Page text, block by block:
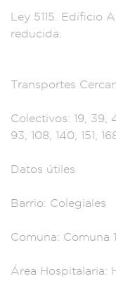
Ley 5115. Edificio
reducida.
Transportes
Colectivos: 19, 39,
93, 108, 140, 151,
Datos útiles
Barrio: Colegia les
Comuna: Comuna
Área Hospitalaria: